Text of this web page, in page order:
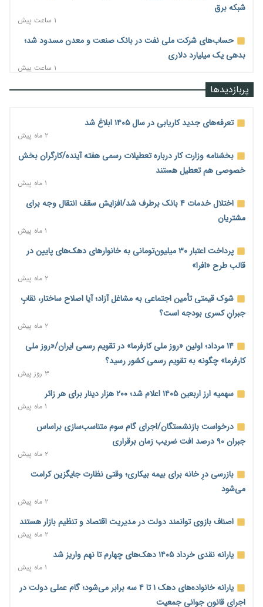
شبکه برق
۱ ساعت پیش
حساب‌های شرکت ملی نفت در بانک صنعت و معدن مسدود شد؛
بدهی یک میلیارد دلاری
۱ ساعت پیش
درآمد کارگزاری‌ها چقدر است؟ کانون کارگزاران اعداد منتشرشده در
روز خبرنگار؛ مطالبه‌ای فراتر از تبریک برای پاسداشت حقیقت و
همایش و مسابقه نذری ماه صفر برگزار شد
زائران اربعین نگران ارز باقی‌مانده نباشند؛ خرید دینار در بانک‌ها و
صرافی‌ها
۲ روز پیش
جنگ کریدورها وارد فاز جدید شد؛ سرمایه‌گذاری ۳۴۵ میلیارد دلاری
اوراسیا تا ۲۰۳۵
۲ روز پیش
پارادوکس اینترنت در ایران؛ مصرف‌کننده بیشتر می‌پردازد، شبکه
کمتر توسعه می‌یابد
۲ روز پیش
تأمین سرمایه در گردش بدون خلق نقدینگی؛ نقش جدید
معمای تأمین ۸۰ همت معوقات بازنشستگان؛ بانک رفاه وارد میدان
رشد ۷۵ هزار میلیاردی بازار خرید اعتباری؛ فین‌تک‌ها وارد میدان
شدند
احتمال اختلال ۲۴ ساعته در سامانه‌های تأمین اجتماعی
پربازدیدها
تعرفه‌های جدید کاریابی در سال ۱۴۰۵ ابلاغ شد
۲ ماه پیش
بخشنامه وزارت کار درباره تعطیلات رسمی هفته آینده/کارگران بخش
خصوصی هم تعطیل هستند
۱ ماه پیش
اختلال خدمات ۴ بانک برطرف شد/افزایش سقف انتقال وجه برای
مشتریان
۱ ماه پیش
پرداخت اعتبار ۳۰ میلیون‌تومانی به خانوارهای دهک‌های پایین در
قالب طرح «افرا»
۲ ماه پیش
شوک قیمتی تأمین اجتماعی به مشاغل آزاد؛ آیا اصلاح ساختار، نقابِ
جبرانِ کسری بودجه است؟
۲ ماه پیش
۱۴ مرداد؛ اولین «روز ملی کارفرما» در تقویم رسمی ایران/«روز ملی
کارفرما» چگونه به تقویم رسمی کشور رسید؟
۳ روز پیش
سهمیه ارز اربعین ۱۴۰۵ اعلام شد؛ ۲۰۰ هزار دینار برای هر زائر
۱ ماه پیش
درخواست بازنشستگان/اجرای گام سوم متناسب‌سازی براساس
جبران ۹۰ درصد افت ضریب زمان برقراری
۲ ماه پیش
بازرسی درِ خانه برای بیمه بیکاری؛ وقتی نظارت جایگزین کرامت
می‌شود
۲ ماه پیش
اصناف بازوی توانمند دولت در مدیریت اقتصاد و تنظیم بازار هستند
۲ ماه پیش
یارانه نقدی خرداد ۱۴۰۵ دهک‌های چهارم تا نهم واریز شد
۱ ماه پیش
یارانه خانواده‌های دهک ۱ تا ۴ سه برابر می‌شود؛ گام عملی دولت در
اجرای قانون جوانی جمعیت